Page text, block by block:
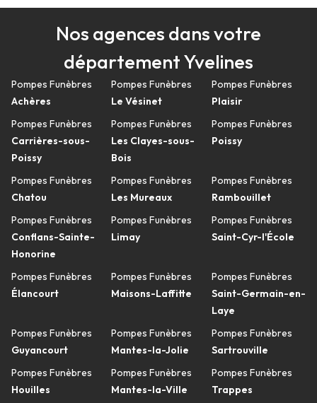
Nos agences dans votre
département Yvelines
Pompes Funèbres
Achères
Pompes Funèbres
Carrières-sous-
Poissy
Pompes Funèbres
Chatou
Pompes Funèbres
Conflans-Sainte-
Honorine
Pompes Funèbres
Élancourt
Pompes Funèbres
Guyancourt
Pompes Funèbres
Houilles
Pompes Funèbres
Le Vésinet
Pompes Funèbres
Les Clayes-sous-
Bois
Pompes Funèbres
Les Mureaux
Pompes Funèbres
Limay
Pompes Funèbres
Maisons-Laffitte
Pompes Funèbres
Mantes-la-Jolie
Pompes Funèbres
Mantes-la-Ville
Pompes Funèbres
Plaisir
Pompes Funèbres
Poissy
Pompes Funèbres
Rambouillet
Pompes Funèbres
Saint-Cyr-l'École
Pompes Funèbres
Saint-Germain-en-
Laye
Pompes Funèbres
Sartrouville
Pompes Funèbres
Trappes